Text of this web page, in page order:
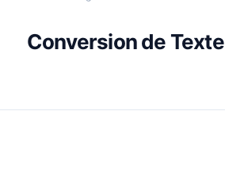
Conversion de Texte